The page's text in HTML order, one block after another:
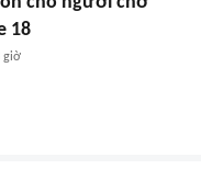
18
giờ